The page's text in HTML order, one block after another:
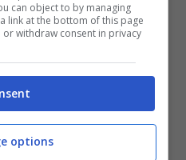
in cima a un
che è stato
di recente. A gestire
immobiliare Santiago
can object to by managing
link at the bottom of this page
withdraw consent in privacy
options